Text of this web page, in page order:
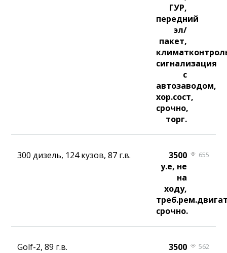
ГУР,
передний
эл/
пакет,
сигнализация
с
автозаводом,
хор.сост,
срочно,
торг.
300 дизель, 124 кузов, 87 г.в.
3500
у.е, не
на
ходу,
срочно.
655
Golf-2, 89 г.в.
3500
562